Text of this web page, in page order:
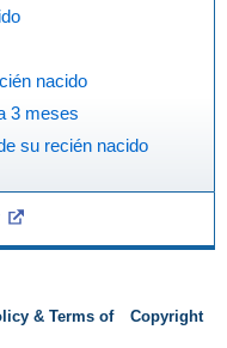
nacido
3 meses
su recién nacido
& Terms of
Copyright